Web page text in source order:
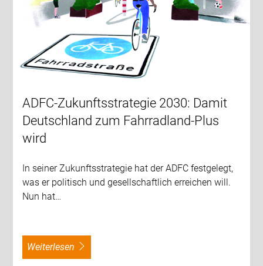
ADFC-Zukunftsstrategie 2030: Damit
Deutschland zum Fahrradland-Plus
wird
In seiner Zukunftsstrategie hat der ADFC festgelegt,
was er politisch und gesellschaftlich erreichen will.
Nun hat…
weiterlesen